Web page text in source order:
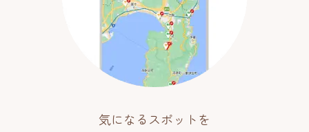
気になるスポットを